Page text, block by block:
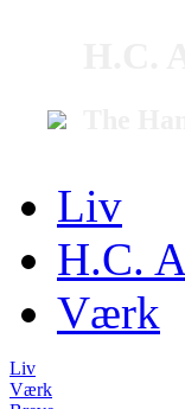
Liv
H.C.
Værk
Liv
Værk